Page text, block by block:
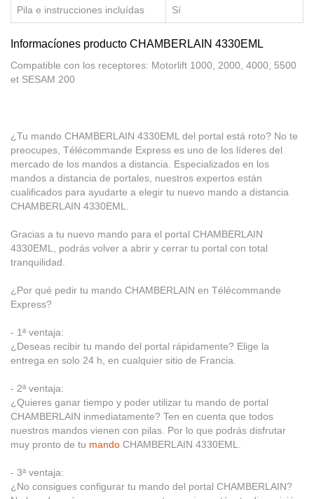
Pila e instrucciones incluídas Sí
Informacíones producto CHAMBERLAIN 4330EML
Compatible con los receptores: Motorlift 1000, 2000, 4000, 5500
et SESAM 200
¿Tu mando CHAMBERLAIN 4330EML del portal está roto? No te
preocupes, Télécommande Express es uno de los líderes del
mercado de los mandos a distancia. Especializados en los
mandos a distancia de portales, nuestros expertos están
cualificados para ayudarte a elegir tu nuevo mando a distancia
CHAMBERLAIN 4330EML.
Gracias a tu nuevo mando para el portal CHAMBERLAIN
4330EML, podrás volver a abrir y cerrar tu portal con total
tranquilidad.
¿Por qué pedir tu mando CHAMBERLAIN en Télécommande
Express?
- 1ª ventaja:
¿Deseas recibir tu mando del portal rápidamente? Elige la
entrega en solo 24 h, en cualquier sitio de Francia.
- 2ª ventaja:
¿Quieres ganar tiempo y poder utilizar tu mando de portal
CHAMBERLAIN inmediatamente? Ten en cuenta que todos
nuestros mandos vienen con pilas. Por lo que podrás disfrutar
muy pronto de tu mando CHAMBERLAIN 4330EML.
- 3ª ventaja:
¿No consigues configurar tu mando del portal CHAMBERLAIN?